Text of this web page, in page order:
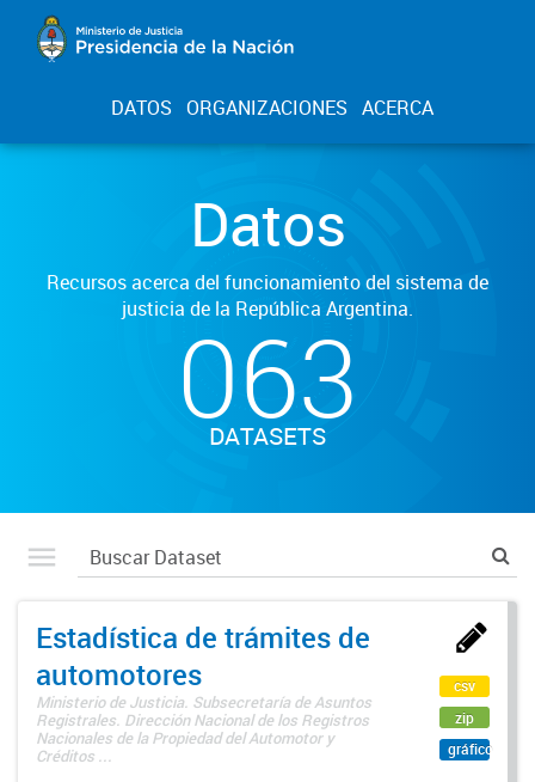
DATOS ORGANIZACIONES ACERCA
Datos
Recursos acerca del funcionamiento del sistema de
justicia de la República Argentina.
063
DATASETS
Estadística de trámites de
automotores
Ministerio de Justicia. Subsecretaría de Asuntos
Registrales. Dirección Nacional de los Registros
Nacionales de la Propiedad del Automotor y
Créditos ...
csv
zip
gráfico